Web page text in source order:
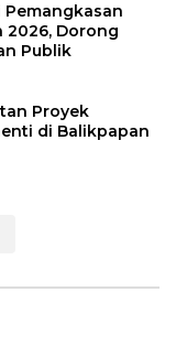
Pemangkasan
2026, Dorong
Publik
Proyek
di Balikpapan